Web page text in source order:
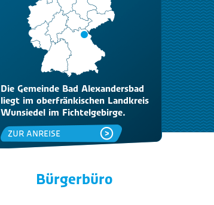
Die Gemeinde Bad Alexandersbad
liegt im oberfränkischen Landkreis
Wunsiedel im Fichtelgebirge.
ZUR ANREISE
Bürgerbüro